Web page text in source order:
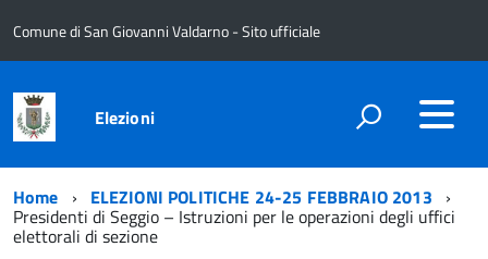
Comune di San Giovanni Valdarno - Sito ufficiale
Elezioni
Home ELEZIONI POLITICHE 24-25 FEBBRAIO 2013
Presidenti di Seggio – Istruzioni per le operazioni degli uffici
elettorali di sezione